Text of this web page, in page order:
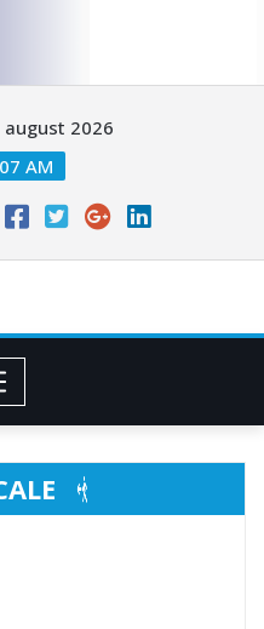
2026
AM